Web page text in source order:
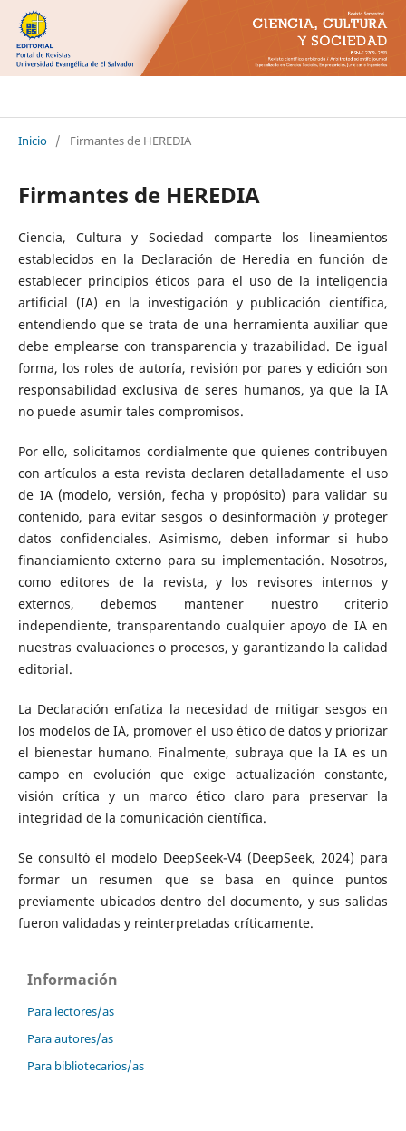
Inicio / Firmantes de HEREDIA
Firmantes de HEREDIA
Ciencia, Cultura y Sociedad comparte los lineamientos
establecidos en la Declaración de Heredia en función de
establecer principios éticos para el uso de la inteligencia
artificial (IA) en la investigación y publicación científica,
entendiendo que se trata de una herramienta auxiliar que
debe emplearse con transparencia y trazabilidad. De igual
forma, los roles de autoría, revisión por pares y edición son
responsabilidad exclusiva de seres humanos, ya que la IA
no puede asumir tales compromisos.
Por ello, solicitamos cordialmente que quienes contribuyen
con artículos a esta revista declaren detalladamente el uso
de IA (modelo, versión, fecha y propósito) para validar su
contenido, para evitar sesgos o desinformación y proteger
datos confidenciales. Asimismo, deben informar si hubo
financiamiento externo para su implementación. Nosotros,
como editores de la revista, y los revisores internos y
externos, debemos mantener nuestro criterio
independiente, transparentando cualquier apoyo de IA en
nuestras evaluaciones o procesos, y garantizando la calidad
editorial.
La Declaración enfatiza la necesidad de mitigar sesgos en
los modelos de IA, promover el uso ético de datos y priorizar
el bienestar humano. Finalmente, subraya que la IA es un
campo en evolución que exige actualización constante,
visión crítica y un marco ético claro para preservar la
integridad de la comunicación científica.
Se consultó el modelo DeepSeek-V4 (DeepSeek, 2024) para
formar un resumen que se basa en quince puntos
previamente ubicados dentro del documento, y sus salidas
fueron validadas y reinterpretadas críticamente.
Información
Para lectores/as
Para autores/as
Para bibliotecarios/as